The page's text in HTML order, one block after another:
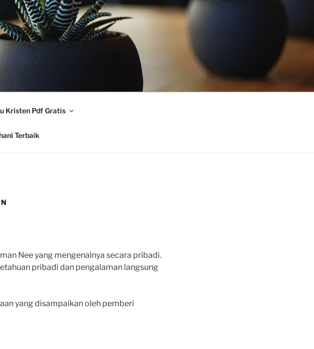
Kristen Pdf Gratis
Terbaik
Nee yang mengenalnya secara pribadi.
pribadi dan pengalaman langsung
yang disampaikan oleh pemberi